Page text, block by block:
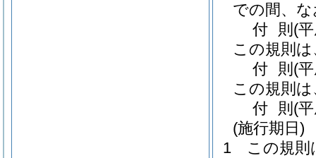
での間、
付 則 (
この規則
付 則 (
この規則
付 則 (
(施行期日)
1
この規則